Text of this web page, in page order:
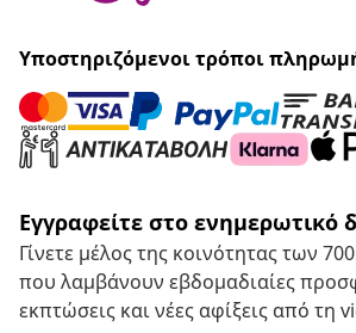
Υποστηριζόμενοι τρόποι
Εγγραφείτε στο ενημερωτικό
Γίνετε μέλος της κοινότητας των
που λαμβάνουν εβδομαδιαίες
εκπτώσεις και νέες αφίξεις από τη